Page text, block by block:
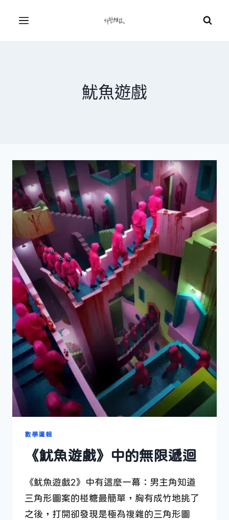
Menu
魷魚遊戲
數學邏輯
《魷魚遊戲》中的無限遞迴
《魷魚遊戲2》中有這麼一幕：男主角知道
三角形圖案的椪糖最簡單，胸有成竹地挑了
之後，打開卻發現是極為複雜的三角形圖